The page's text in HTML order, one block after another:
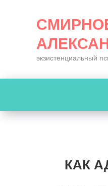
экзистенциальный
КАК